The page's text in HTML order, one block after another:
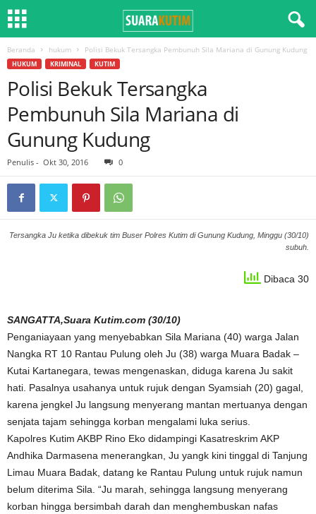
Beranda hukum Polisi Bekuk Tersangka Pembunuh Sila Mariana di Gunung Kudung
HUKUM KRIMINAL KUTIM
Polisi Bekuk Tersangka
Pembunuh Sila Mariana di
Gunung Kudung
Penulis - Okt 30, 2016 0
Tersangka Ju ketika dibekuk tim Buser Polres Kutim di Gunung Kudung, Minggu (30/10)
subuh.
Dibaca 30
SANGATTA,Suara Kutim.com (30/10)
Penganiayaan yang menyebabkan Sila Mariana (40) warga Jalan
Nangka RT 10 Rantau Pulung oleh Ju (38) warga Muara Badak –
Kutai Kartanegara, tewas mengenaskan, diduga karena Ju sakit
hati. Pasalnya usahanya untuk rujuk dengan Syamsiah (20) gagal,
karena jengkel Ju langsung menyerang mantan mertuanya dengan
senjata tajam sehingga korban mengalami luka serius.
Kapolres Kutim AKBP Rino Eko didampingi Kasatreskrim AKP
Andhika Darmasena menerangkan, Ju yangk kini tinggal di Tanjung
Limau Muara Badak, datang ke Rantau Pulung untuk rujuk namun
belum diterima Sila. “Ju marah, sehingga langsung menyerang
korban hingga bersimbah darah dan menghembuskan nafas